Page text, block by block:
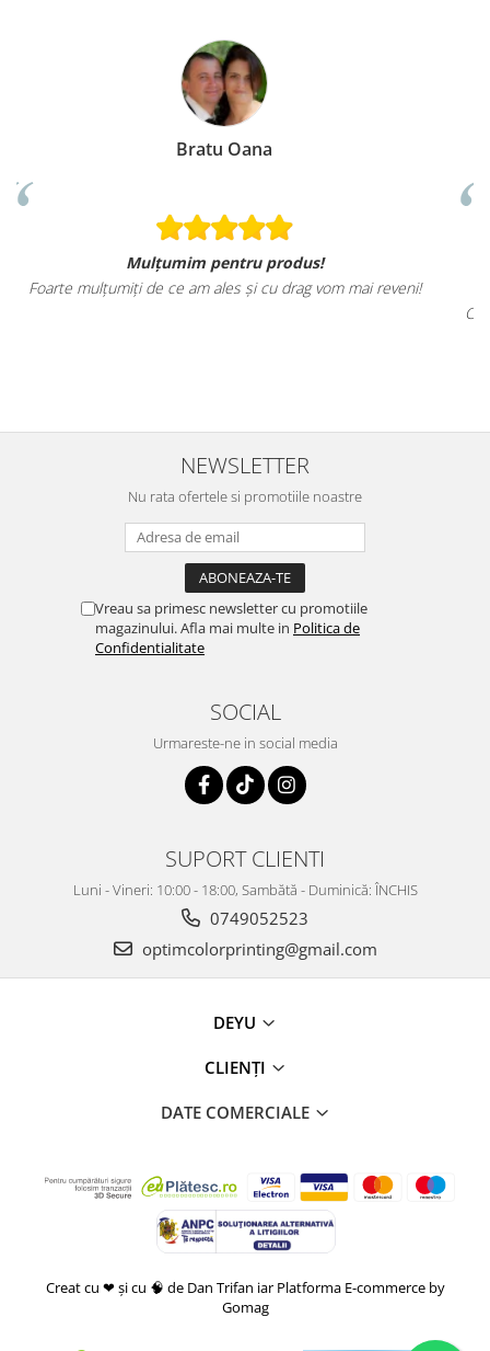
mai reveni!
Sunt mai mult decat incantata de ele,
tricourilor sunt foarte calitative,
Croiul foarte frumos, am ramas placut impresionata,
NEWSLETTER
Nu rata ofertele si promotiile noastre
Vreau sa primesc newsletter cu promotiile
magazinului. Afla mai multe in Politica de
Confidentialitate
SOCIAL
Urmareste-ne in social media
SUPORT CLIENTI
Luni - Vineri: 10:00 - 18:00, Sambătă - Duminică: ÎNCHIS
0749052523
optimcolorprinting@gmail.com
DEYU
CLIENȚI
DATE COMERCIALE
Creat cu ❤ și cu 🧠 de Dan Trifan iar Platforma E-commerce by
Gomag